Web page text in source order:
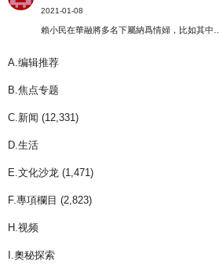
2021-01-08
賴小民在華融將多名下屬納爲情婦，比如其中…
A.编辑推荐
B.焦点专题
C.新闻 (12,331)
D.生活
E.文化沙龙 (1,471)
F.專項欄目 (2,823)
H.视频
I.奧秘探索